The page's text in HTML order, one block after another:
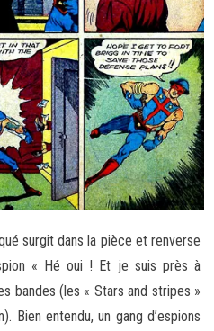
surgit dans la pièce et renverse
« Hé oui ! Et je suis près à
bandes (les « Stars and stripes »
Bien entendu, un gang d’espions